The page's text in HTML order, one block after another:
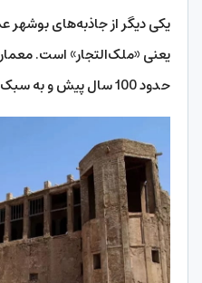
یکی دیگر از جاذبه‌های بوشهر
یعنی «ملک‌التجار» است.
حدود 100 سال پیش و به سبک فرانسوی ساختند.